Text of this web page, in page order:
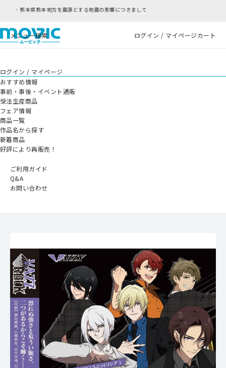
影響につきまして
メニュー検索 ログイン / マイページカート
ログイン / マイページ
おすすめ情報
事前・事後・イベント通販
受注生産商品
フェア情報
商品一覧
作品名から探す
新着商品
好評により再販売！
ご利用ガイド
Q&A
お問い合わせ